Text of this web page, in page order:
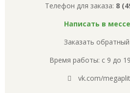
Телефон для заказа: 8
Написать в
Заказать
Время работы: с 9 до
vk.com/